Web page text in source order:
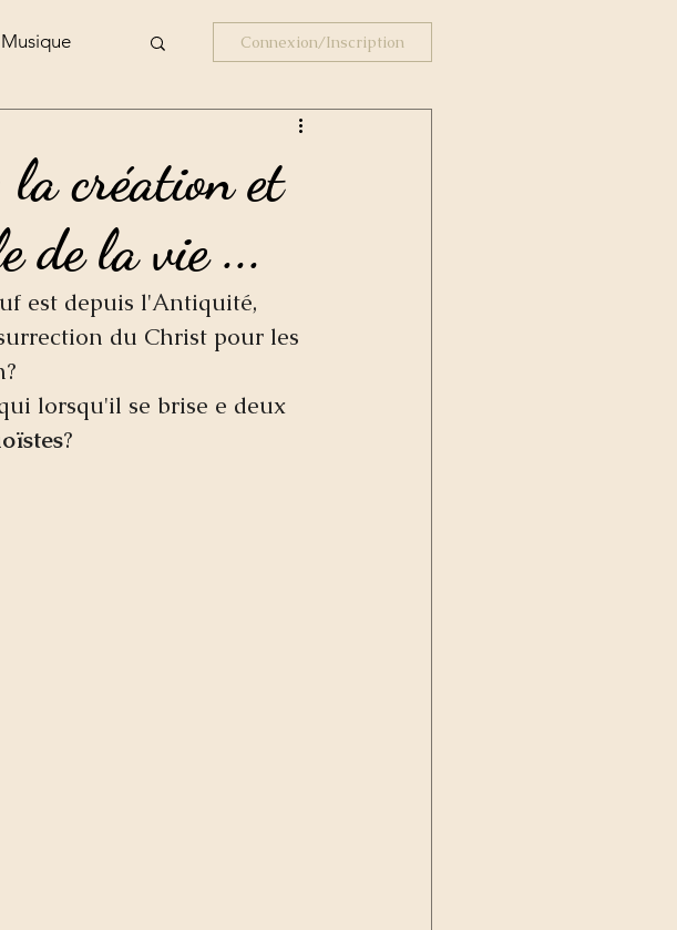
Musique Connexion/Inscription
la création et
de la vie ...
est depuis l'Antiquité,
du Christ pour les
lorsqu'il se brise e deux
?